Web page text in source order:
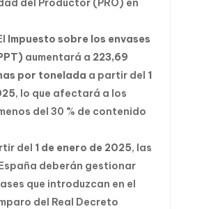
del Productor (PRO) en
Impuesto sobre los envases
aumentará a 223,69
por tonelada a partir del 1
, lo que afectará a los
del 30 % de contenido
del 1 de enero de 2025, las
deberán gestionar
que introduzcan en el
del Real Decreto